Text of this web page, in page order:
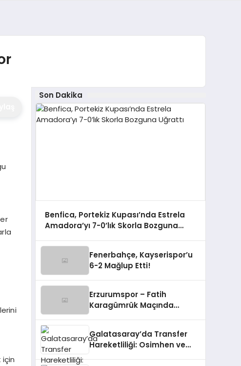
Son Dakika
Benfica, Portekiz Kupası’nda Estrela
Amadora’yı 7-0’lık Skorla Bozguna
Fenerbahçe, Kayserispor’u
6-2 Mağlup Etti!
Erzurumspor – Fatih
Karagümrük Maçında
Galatasaray’da Transfer
Hareketliliği: Osimhen ve